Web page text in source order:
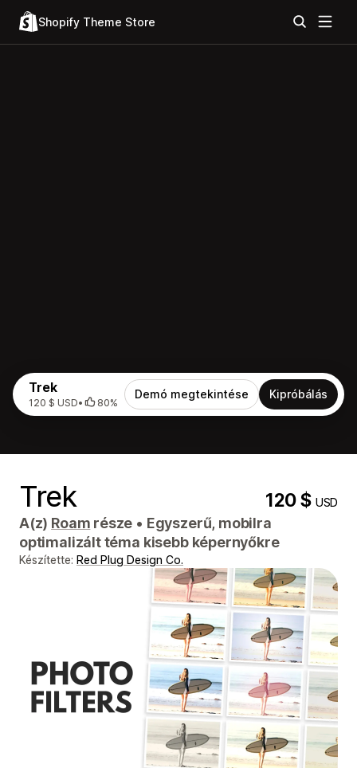
Shopify Theme Store
Trek
120 $ USD• 80%
Demó megtekintése Kipróbálás
Trek 120 $USD
A(z) Roam része • Egyszerű, mobilra
optimalizált téma kisebb képernyőkre
Készítette: Red Plug Design Co.